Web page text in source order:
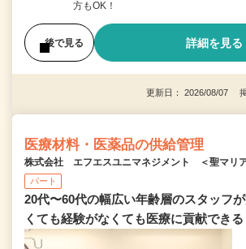
方もOK！
後で見る 詳細を見る
更新日： 2026/08/07
医療材料・医薬品の供給管理
株式会社 エフエスユニマネジメント ＜聖マリ
パート
20代〜60代の幅広い年齢層のスタッフ
くても経験がなくても医療に貢献できる